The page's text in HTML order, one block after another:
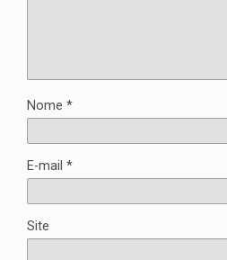
Nome *
E-mail *
Site